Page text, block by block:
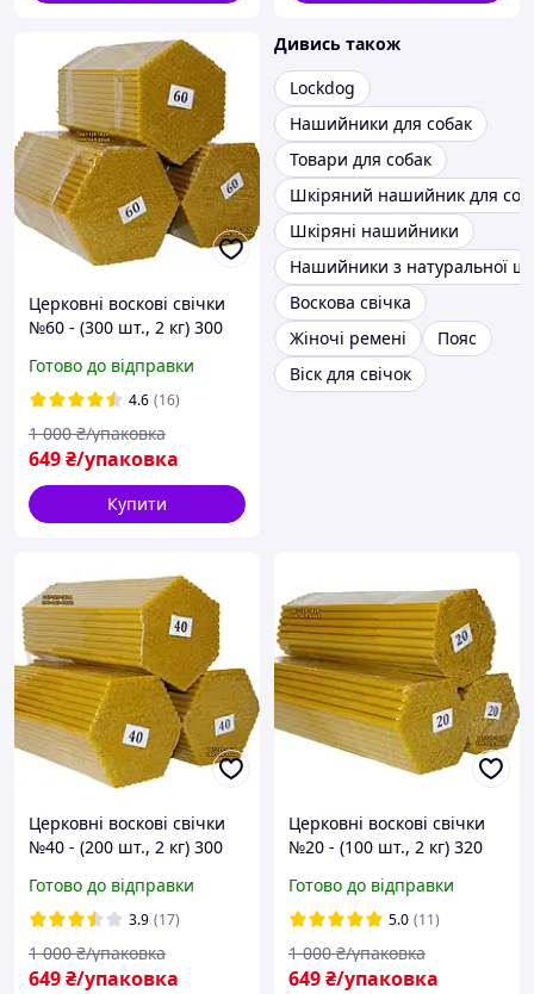
Церковні воскові свічки
№60 - (300 шт., 2 кг) 300
приємним медовим
ароматом і теплим
золотистим кольором
Готово до відправки
4.6 (16)
649₴/упаковка
1 000 ₴/упаковка
Купити
Дивись також
Lockdog
Нашийники для собак
Товари для собак
Шкіряний нашийник для
Шкіряні нашийники
Нашийники з натуральної
Воскова свічка
Жіночі ремені
Пояс
Віск для свічок
Церковні воскові свічки
№40 - (200 шт., 2 кг) 300
приємним медовим
ароматом і теплим
золотистим кольором
Готово до відправки
3.9 (17)
649₴/упаковка
1 000 ₴/упаковка
Церковні воскові свічки
№20 - (100 шт., 2 кг) 320
приємним медовим
ароматом і теплим
золотистим кольором
Готово до відправки
5.0 (11)
649₴/упаковка
1 000 ₴/упаковка